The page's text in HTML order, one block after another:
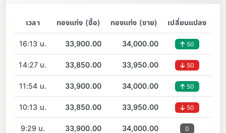
เวลา ทองแท่ง (ซื้อ) ทองแท่ง (ขาย) เปลี่ยนแปลง
16:13 น. 33,900.00 34,000.00 50
14:27 น. 33,850.00 33,950.00 50
11:54 น. 33,900.00 34,000.00 50
10:13 น. 33,850.00 33,950.00 50
9:29 น. 33,900.00 34,000.00 0